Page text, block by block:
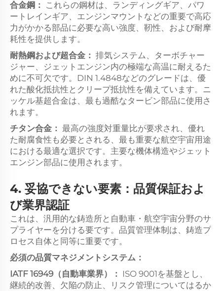
合金鋼： これらの鋼材は、ランディングギア、パワ
ートレインギア、エンジンマウントなどの重要で高応
力がかかる部品に必要な高い強度、靭性、および耐摩
耗性を提供します。
耐熱鋼および超合金： 排気システム、ターボチャー
ジャー、ジェットエンジン内の極端な高温に耐えるた
めに不可欠です。DIN 1.4848などのグレードは、優
れた酸化抵抗性とクリープ抵抗性を備えています。ニ
ッケル基超合金は、最も過酷なタービン部品に使用さ
れます。
チタン合金： 最高の強度対重量比が要求され、優れ
た耐腐食性も必要とされる、最も重要な航空宇宙用途
における最適な選択です。主要な機体構造やジェット
エンジン部品に使用されます。
4. 妥協できない要素：品質保証およ
び業界認証
これは、汎用的な鋳造所と自動車・航空宇宙分野のサ
プライヤーを分ける要です。品質管理体制は、鋳造プ
ロセス自体と同等に重要です。
必須の品質マネジメントシステム：
IATF 16949（自動車業界）： ISO 9001を基盤とし、
継続的改善、欠陥の防止、リスク管理についてはるか